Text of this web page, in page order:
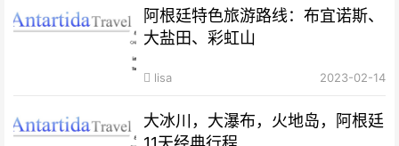
阿根廷特色旅游路线：布宜诺斯、
大盐田、彩虹山
lisa 2023-02-14
大冰川，大瀑布，火地岛，阿根廷